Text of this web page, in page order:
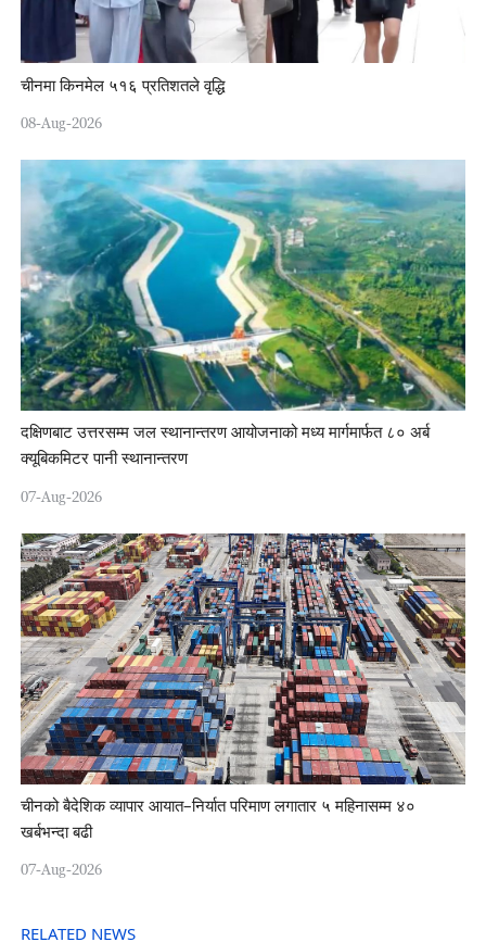
चीनमा किनमेल ५१६ प्रतिशतले वृद्धि
08-Aug-2026
दक्षिणबाट उत्तरसम्म जल स्थानान्तरण आयोजनाको मध्य मार्गमार्फत ८० अर्ब
क्यूबिकमिटर पानी स्थानान्तरण
07-Aug-2026
चीनको बैदेशिक व्यापार आयात–निर्यात परिमाण लगातार ५ महिनासम्म ४०
खर्बभन्दा बढी
07-Aug-2026
RELATED NEWS